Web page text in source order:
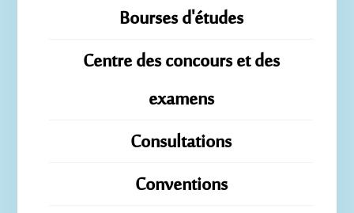
Bourses d'études
Centre des concours et des
examens
Consultations
Conventions